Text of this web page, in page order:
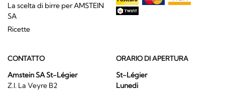
La scelta di birre per AMSTEIN
SA
Ricette
CONTATTO
Amstein SA St-Légier
Z.I. La Veyre B2
ORARIO DI APERTURA
St-Légier
Lunedi